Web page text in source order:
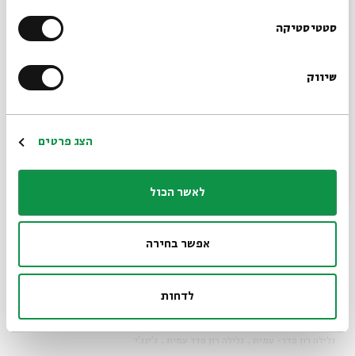
סטטיסטיקה
שיווק
הצג פרטים
לאשר הכול
אפשר בחירה
לדחות
תגיות: שידור חי אצלכם בבית פעילויות לילדים ספרות ילדים ינץ לוי
אורית גידלי
מאירה ברנע-גולדברג מפגשים עם סופרות גלילה רון פדר